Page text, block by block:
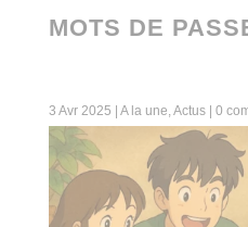
MOTS DE
3 Avr 2025 A la une, Actus| 0